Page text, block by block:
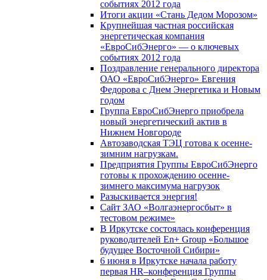
событиях 2012 года
Итоги акции «Стань Дедом Морозом»
Крупнейшая частная российская
энергетическая компания
«ЕвроСибЭнерго» — о ключевых
событиях 2012 года
Поздравление генерального директора
ОАО «ЕвроСибЭнерго» Евгения
Федорова с Днем Энергетика и Новым
годом
Группа ЕвроСибЭнерго приобрела
новый энергетический актив в
Нижнем Новгороде
Автозаводская ТЭЦ готова к осенне-
зимним нагрузкам.
Предприятия Группы ЕвроСибЭнерго
готовы к прохождению осенне-
зимнего максимума нагрузок
Разыскивается энергия!
Сайт ЗАО «Волгаэнергосбыт» в
тестовом режиме»
В Иркутске состоялась конференция
руководителей En+ Group «Большое
будущее Восточной Сибири»
6 июня в Иркутске начала работу
первая HR–конференция Группы